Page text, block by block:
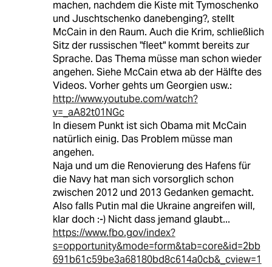
machen, nachdem die Kiste mit Tymoschenko
und Juschtschenko danebenging?, stellt
McCain in den Raum. Auch die Krim, schließlich
Sitz der russischen "fleet" kommt bereits zur
Sprache. Das Thema müsse man schon wieder
angehen. Siehe McCain etwa ab der Hälfte des
Videos. Vorher gehts um Georgien usw.:
http://www.youtube.com/watch?
v=_aA82t01NGc
In diesem Punkt ist sich Obama mit McCain
natürlich einig. Das Problem müsse man
angehen.
Naja und um die Renovierung des Hafens für
die Navy hat man sich vorsorglich schon
zwischen 2012 und 2013 Gedanken gemacht.
Also falls Putin mal die Ukraine angreifen will,
klar doch :-) Nicht dass jemand glaubt...
https://www.fbo.gov/index?
s=opportunity&mode=form&tab=core&id=2bb
691b61c59be3a68180bd8c614a0cb&_cview=1